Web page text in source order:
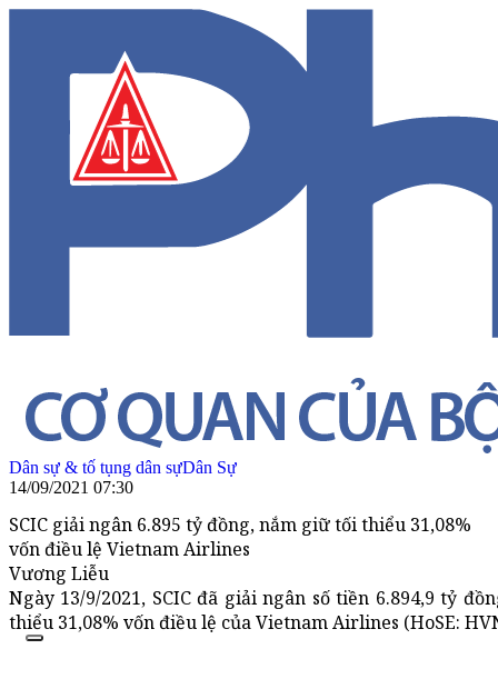
Dân sự & tố tụng dân sựDân Sự
14/09/2021 07:30
SCIC giải ngân 6.895 tỷ đồng, nắm giữ tối thiểu 31,08%
vốn điều lệ Vietnam Airlines
Vương Liễu
Ngày 13/9/2021, SCIC đã giải ngân số tiền 6.894,9 tỷ
thiểu 31,08% vốn điều lệ của Vietnam Airlines (HoSE: